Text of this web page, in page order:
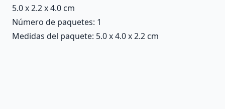
5.0 x 2.2 x 4.0 cm
Número de paquetes: 1
Medidas del paquete: 5.0 x 4.0 x 2.2 cm